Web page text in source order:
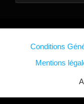
Conditions
Mentions